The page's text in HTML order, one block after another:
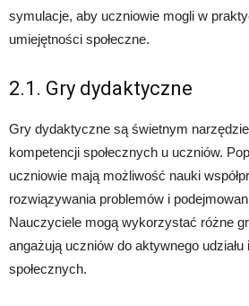
symulacje, aby uczniowie mogli w
umiejętności społeczne.
2.1. Gry dydaktyczne
Gry dydaktyczne są świetnym
kompetencji społecznych u uczniów.
uczniowie mają możliwość nauki
rozwiązywania problemów i
Nauczyciele mogą wykorzystać różne
angażują uczniów do aktywnego
społecznych.